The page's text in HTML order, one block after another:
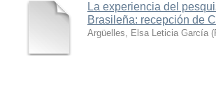
La experiencia del
Brasileña: recepción de
Argüelles, Elsa Leticia García (